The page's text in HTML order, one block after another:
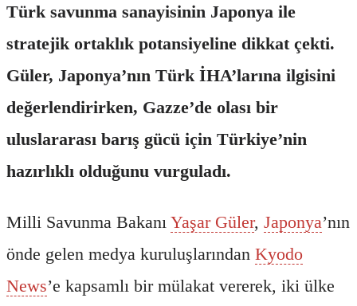
Türk savunma sanayisinin Japonya ile
stratejik ortaklık potansiyeline dikkat çekti.
Güler, Japonya’nın Türk İHA’larına ilgisini
değerlendirirken, Gazze’de olası bir
uluslararası barış gücü için Türkiye’nin
hazırlıklı olduğunu vurguladı.
Milli Savunma Bakanı Yaşar Güler, Japonya’nın
önde gelen medya kuruluşlarından Kyodo
News’e kapsamlı bir mülakat vererek, iki ülke